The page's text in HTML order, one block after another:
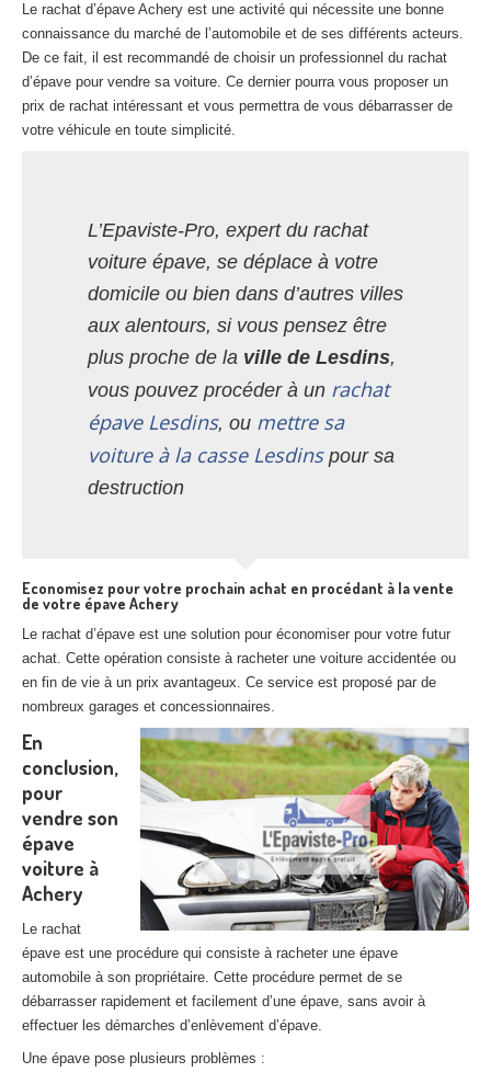
Le rachat d’épave Achery est une activité qui nécessite une bonne
connaissance du marché de l’automobile et de ses différents acteurs.
De ce fait, il est recommandé de choisir un professionnel du rachat
d’épave pour vendre sa voiture. Ce dernier pourra vous proposer un
prix de rachat intéressant et vous permettra de vous débarrasser de
votre véhicule en toute simplicité.
L’Epaviste-Pro, expert du rachat
voiture épave, se déplace à votre
domicile ou bien dans d’autres villes
aux alentours, si vous pensez être
plus proche de la ville de Lesdins,
vous pouvez procéder à un rachat
épave Lesdins, ou mettre sa
voiture à la casse Lesdinspour sa
destruction
Economisez pour votre prochain achat en procédant à la vente
de votre épave Achery
Le rachat d’épave est une solution pour économiser pour votre futur
achat. Cette opération consiste à racheter une voiture accidentée ou
en fin de vie à un prix avantageux. Ce service est proposé par de
nombreux garages et concessionnaires.
En
conclusion,
pour
vendre son
épave
voiture à
Achery
Le rachat
épave est une procédure qui consiste à racheter une épave
automobile à son propriétaire. Cette procédure permet de se
débarrasser rapidement et facilement d’une épave, sans avoir à
effectuer les démarches d’enlèvement d’épave.
Une épave pose plusieurs problèmes :